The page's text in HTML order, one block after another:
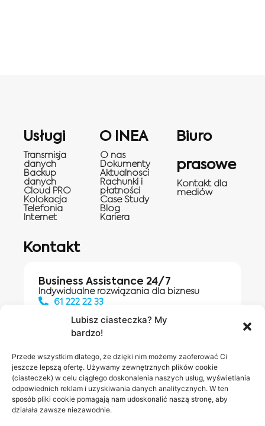
Lubisz ciasteczka? My
bardzo!
Przede wszystkim dlatego, że dzięki nim możemy zaoferować Ci
jeszcze lepszą ofertę. Używamy zewnętrznych plików cookie
(ciasteczek) w celu ciągłego doskonalenia naszych usług, wyświetlania
odpowiednich reklam i uzyskiwania danych analitycznych. W ten
sposób pliki cookie pomagają nam udoskonalić naszą stronę, aby
działała zawsze niezawodnie.
Usługi
Transmisja
danych
Backup
danych
Cloud PRO
Kolokacja
Telefonia
Internet
O INEA
O nas
Dokumenty
Aktualnosci
Rachunki i
płatności
Case Study
Blog
Kariera
Biuro
prasowe
Kontakt dla
mediów
Kontakt
Business Assistance 24/7
Indywidualne rozwiązania dla biznesu
61 222 22 33
Salony INEA
Napisz do